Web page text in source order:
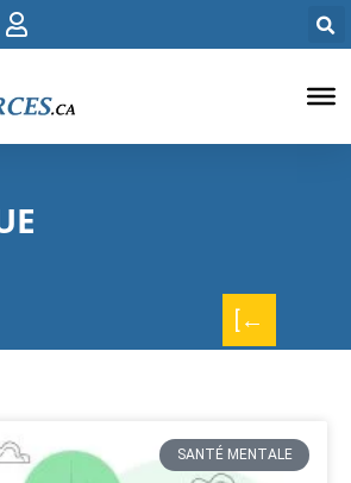
[←
SANTÉ MENTALE